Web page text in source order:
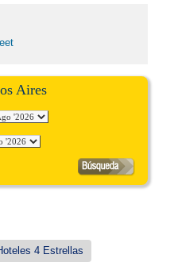
Aires
4 Estrellas